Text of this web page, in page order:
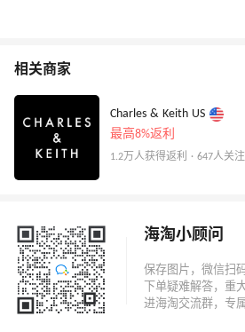
相关商家
Charles & Keith US
最高8%返利
1.2万人获得返利 · 647人关注
海淘小顾问